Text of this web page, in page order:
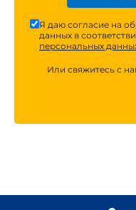
Я даю согласие на
данных в
персональных
Или свяжитесь с